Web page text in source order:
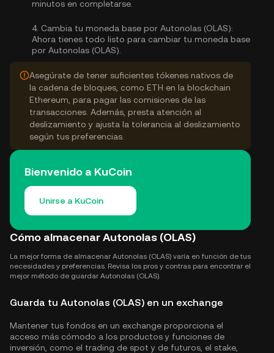
minutos en completarse.
4. Cambia tu moneda base por Autonolas (OLAS):
Ahora tienes todo listo para cambiar tu moneda base
por Autonolas (OLAS).
Asegúrate de tener suficientes tókenes nativos de
la cadena de bloques, como ETH en la blockchain
Ethereum, para pagar las comisiones de las
transacciones. Además, presta atención al
deslizamiento y ajusta la tolerancia al deslizamiento
según tus preferencias.
Bienvenido a KuCoin
Unirse a KuCoin
Cómo almacenar Autonolas (OLAS)
La mejor forma de almacenar Autonolas (OLAS) varía en función de tus
necesidades y preferencias. Revisa los pros y contras para encontrar el
mejor método de guardar Autonolas (OLAS).
Guarda tu Autonolas (OLAS) en un exchange
Mantener tus fondos en un exchange proporciona el
acceso más cómodo a los productos y funciones de
inversión, como el trading de spot y de futuros, el stake,